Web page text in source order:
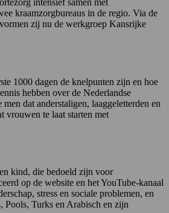
intensief samen met
kraamzorgbureaus in de regio. Via de
zij nu de werkgroep Kansrijke
1000 dagen de knelpunten zijn en hoe
hebben over de Nederlandse
dat anderstaligen, laaggeletterden en
vrouwen te laat starten met
kind, die bedoeld zijn voor
op de website en het YouTube-kanaal
stress en sociale problemen, en
Pools, Turks en Arabisch en zijn